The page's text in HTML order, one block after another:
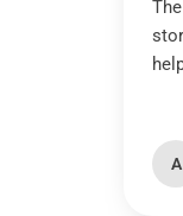
A